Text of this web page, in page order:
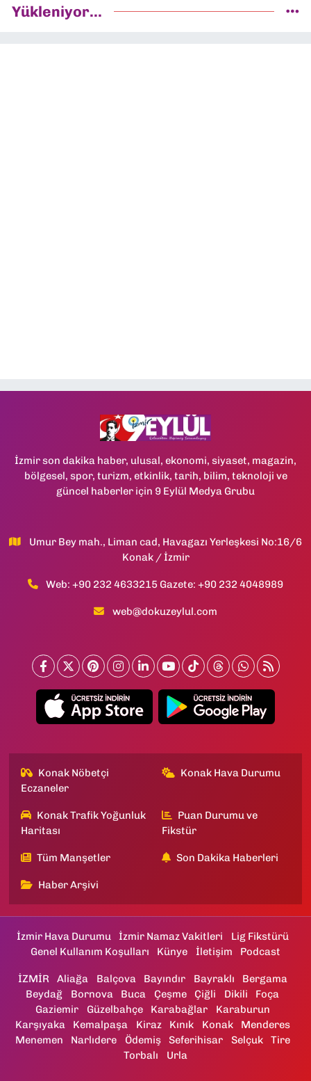
Yükleniyor...
İzmir son dakika haber, ulusal, ekonomi, siyaset, magazin,
bölgesel, spor, turizm, etkinlik, tarih, bilim, teknoloji ve
güncel haberler için 9 Eylül Medya Grubu
Umur Bey mah., Liman cad, Havagazı Yerleşkesi No:16/6
Konak / İzmir
Web: +90 232 4633215 Gazete: +90 232 4048989
web@dokuzeylul.com
Konak Nöbetçi
Eczaneler
Konak Hava Durumu
Konak Trafik Yoğunluk
Haritası
Puan Durumu ve
Fikstür
Tüm Manşetler Son Dakika Haberleri
Haber Arşivi
İzmir Hava Durumu İzmir Namaz Vakitleri
Lig Fikstürü
Genel Kullanım Koşulları
Künye İletişim Podcast
İZMİR Aliağa Balçova Bayındır Bayraklı
Bergama
Beydağ
Bornova Buca Çeşme Çiğli Dikili
Foça
Gaziemir
Güzelbahçe Karabağlar
Karaburun
Karşıyaka
Kemalpaşa Kiraz Kınık Konak
Menderes
Menemen
Narlıdere Ödemiş Seferihisar Selçuk
Tire
Torbalı
Urla